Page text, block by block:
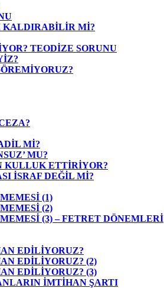
KALDIRABİLİR Mİ?
TEODİZE SORUNU
Mİ?
MU?
KULLUK ETTİRİYOR?
İSRAF DEĞİL Mİ?
(1)
(2)
(3) – FETRET DÖNEMLERİ
EDİLİYORUZ?
EDİLİYORUZ? (2)
EDİLİYORUZ? (3)
İMTİHAN ŞARTI